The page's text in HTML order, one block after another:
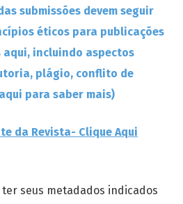
submissões devem seguir
éticos para publicações
incluindo aspectos
plágio, conflito de
para saber mais)
da Revista- Clique Aqui
seus metadados indicados